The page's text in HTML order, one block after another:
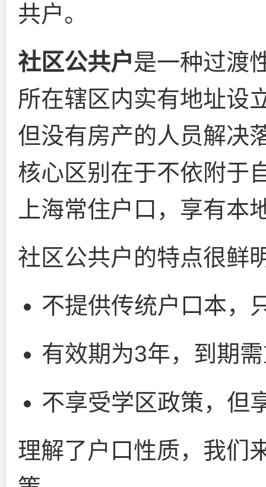
共户。
社区公共户是一种过渡
所在辖区内实有地址设
但没有房产的人员解决
核心区别在于不依附于
上海常住户口，享有本
社区公共户的特点很鲜
不提供传统户口本，
有效期为3年，到期
不享受学区政策，但
理解了户口性质，我们